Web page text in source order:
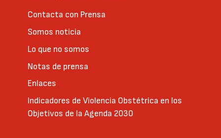
Contacta con Prensa
Somos noticia
Lo que no somos
Notas de prensa
Enlaces
Indicadores de Violencia Obstétrica en los
Objetivos de la Agenda 2030